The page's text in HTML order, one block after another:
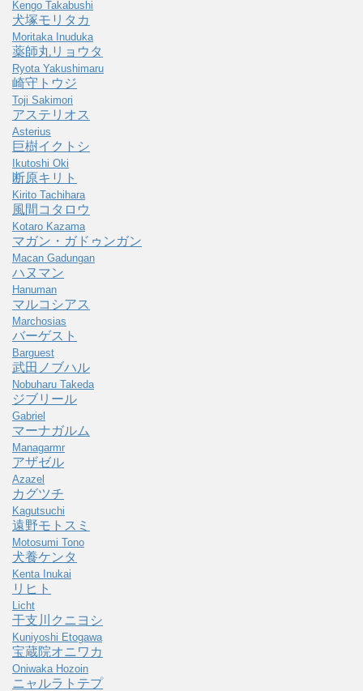
Kengo Takabushi
犬塚モリタカ
Moritaka Inuduka
薬師丸リョウタ
Ryota Yakushimaru
崎守トウジ
Toji Sakimori
アステリオス
Asterius
巨樹イクトシ
Ikutoshi Oki
断原キリト
Kirito Tachihara
風間コタロウ
Kotaro Kazama
マガン・ガドゥンガン
Macan Gadungan
ハヌマン
Hanuman
マルコシアス
Marchosias
バーゲスト
Barguest
武田ノブハル
Nobuharu Takeda
ジブリール
Gabriel
マーナガルム
Managarmr
アザゼル
Azazel
カグツチ
Kagutsuchi
遠野モトスミ
Motosumi Tono
犬養ケンタ
Kenta Inukai
リヒト
Licht
干支川クニヨシ
Kuniyoshi Etogawa
宝蔵院オニワカ
Oniwaka Hozoin
ニャルラトテプ